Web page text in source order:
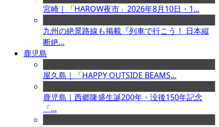
宮崎｜「HAROW夜市」2026年8月10日・1...
九州の絶景路線も掲載『列車で行こう！ 日本縦
断絶...
鹿児島
屋久島｜「HAPPY OUTSIDE BEAMS...
鹿児島｜西郷隆盛生誕200年・没後150年記念
「...